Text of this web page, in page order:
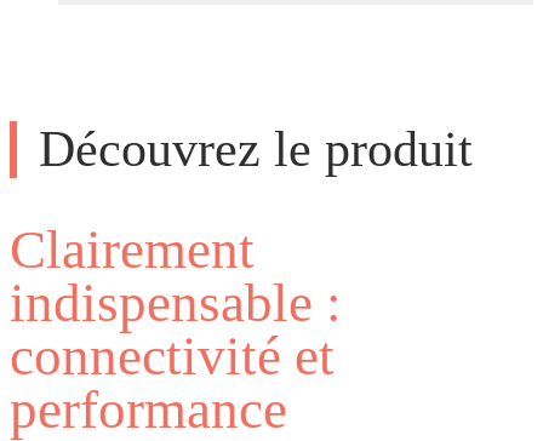
Découvrez le produit
Clairement
indispensable :
connectivité et
performance